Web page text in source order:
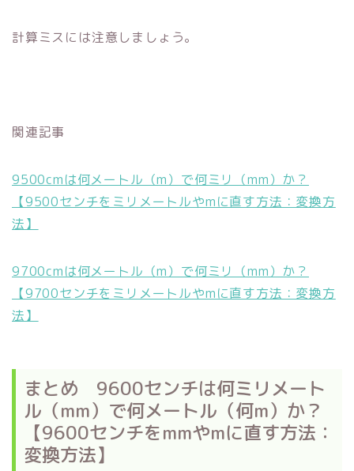
計算ミスには注意しましょう。
関連記事
9500cmは何メートル（m）で何ミリ（mm）か？
【9500センチをミリメートルやmに直す方法：変換方
法】
9700cmは何メートル（m）で何ミリ（mm）か？
【9700センチをミリメートルやmに直す方法：変換方
法】
まとめ 9600センチは何ミリメート
ル（mm）で何メートル（何m）か？
【9600センチをmmやmに直す方法：
変換方法】